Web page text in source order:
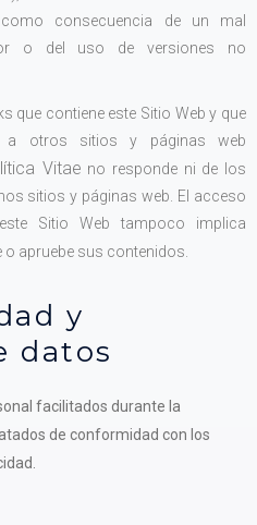
consecuencia de un mal
o del uso de versiones no
que contiene este Sitio Web y que
a otros sitios y páginas web
Vitae no responde ni de los
sitios y páginas web. El acceso
Sitio Web tampoco implica
o apruebe sus contenidos.
y
datos
facilitados durante la
de conformidad con los